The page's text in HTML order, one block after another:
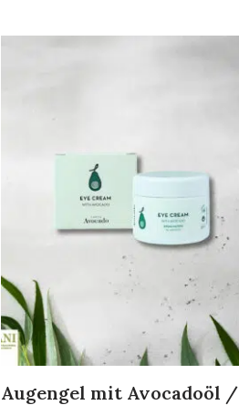
Augengel mit Avocadoöl /